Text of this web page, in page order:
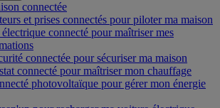
connectée
et prises connectés pour piloter ma maison
connecté pour maîtriser mes
connectée pour sécuriser ma maison
connecté pour maîtriser mon chauffage
photovoltaïque pour gérer mon énergie